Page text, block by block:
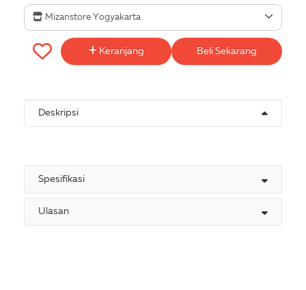
Mizanstore Yogyakarta
Keranjang Beli Sekarang
Deskripsi
Spesifikasi
Ulasan